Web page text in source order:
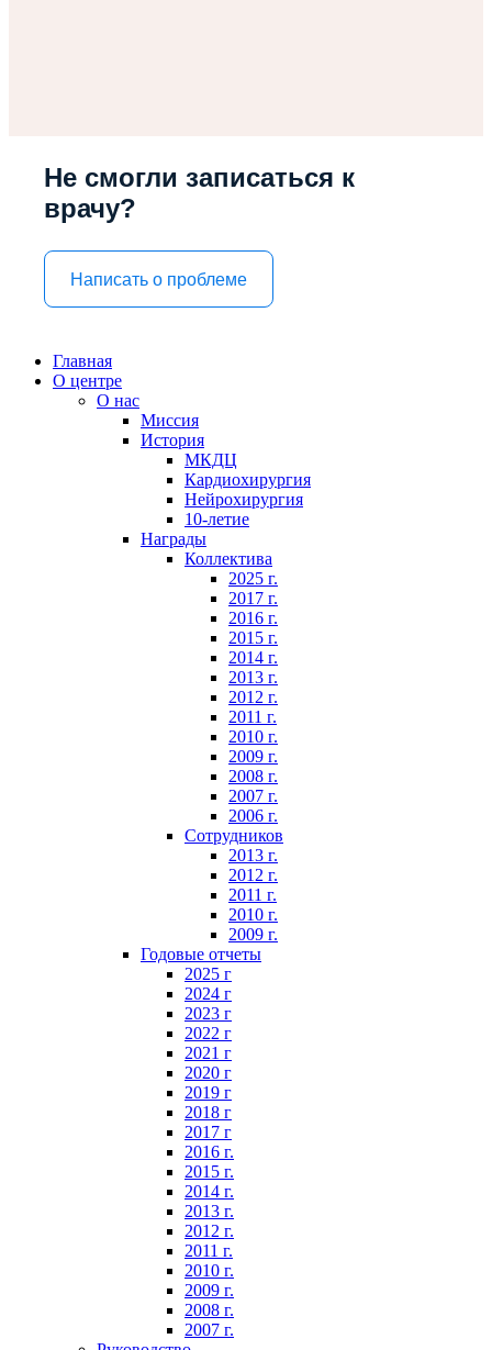
Не смогли записаться к
врачу?
Написать о проблеме
Главная
О центре
О нас
Миссия
История
МКДЦ
Кардиохирургия
Нейрохирургия
10-летие
Награды
Коллектива
2025 г.
2017 г.
2016 г.
2015 г.
2014 г.
2013 г.
2012 г.
2011 г.
2010 г.
2009 г.
2008 г.
2007 г.
2006 г.
Сотрудников
2013 г.
2012 г.
2011 г.
2010 г.
2009 г.
Годовые отчеты
2025 г
2024 г
2023 г
2022 г
2021 г
2020 г
2019 г
2018 г
2017 г
2016 г.
2015 г.
2014 г.
2013 г.
2012 г.
2011 г.
2010 г.
2009 г.
2008 г.
2007 г.